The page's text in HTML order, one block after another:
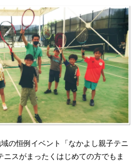
の恒例イベント「なかよし親子テニ
ニスがまったくはじめての方でもま